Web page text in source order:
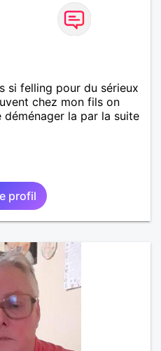
si felling pour du sérieux
chez mon fils on
la par la suite
profil